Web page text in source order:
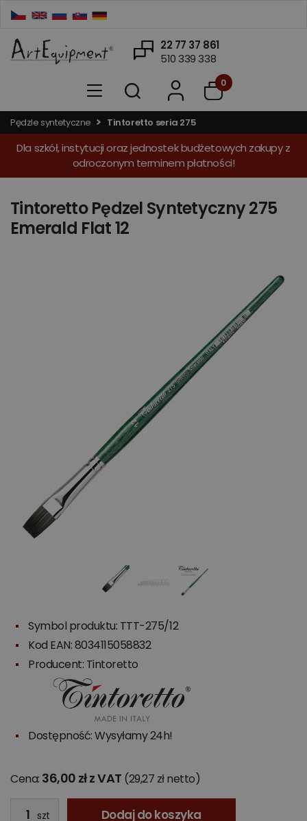
22 77 37 861
510 339 338
0
Pędzle syntetyczne Tintoretto seria 275
Dla szkół, instytucji oraz jednostek budżetowych zakupy z
odroczonym terminem płatności!
Tintoretto Pędzel Syntetyczny 275
Emerald Flat 12
Symbol produktu: TTT-275/12
Kod EAN: 8034115058832
Producent: Tintoretto
Dostępność: Wysyłamy 24h!
Cena: 36,00 zł z VAT (29,27 zł netto)
szt Dodaj do koszyka